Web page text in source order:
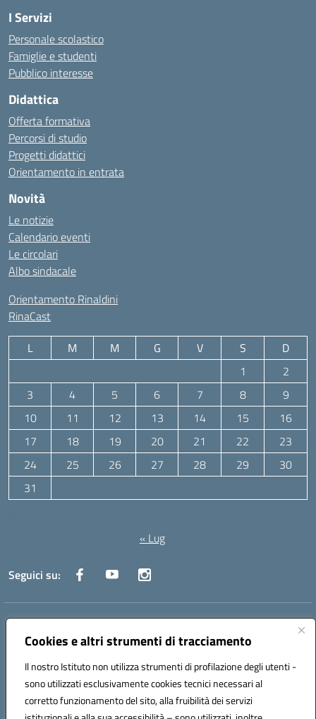
Cookies e altri strumenti di tracciamento
Il nostro Istituto non utilizza strumenti di profilazione degli utenti -
sono utilizzati esclusivamente cookies tecnici necessari al
corretto funzionamento del sito, alla fruibilità dei servizi
I Servizi
Personale scolastico
Famiglie e studenti
Pubblico interesse
Didattica
Offerta formativa
Percorsi di studio
Progetti didattici
Orientamento in entrata
Novità
Le notizie
Calendario eventi
Le circolari
Albo sindacale
Orientamento Rinaldini
RinaCast
L M M G V S
D
1
2
3
4 5 6 7 8
9
10
11 12 13 14 15
16
17
18 19 20 21 22
23
24
25 26 27 28 29
30
31
« Lug
Seguici su:
Indirizzo:Via Canale 1, Ancona
Centralino:071 204723 Email:anpc010006@istruzione.it
Codice fiscale: 93020970427
Codice meccanografico:
ANPC010006
Codice unico di fatturazione (CUF): UFBE6V